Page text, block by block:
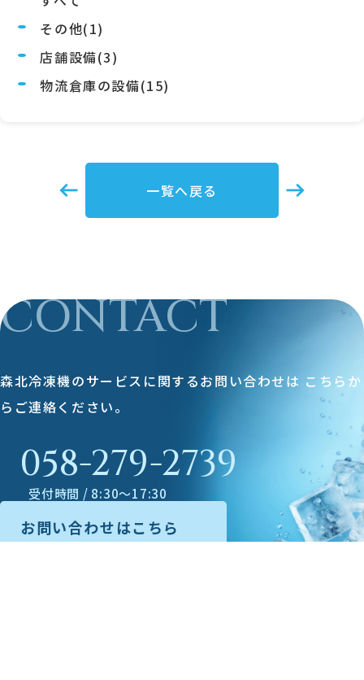
その他(1)
店舗設備(3)
物流倉庫の設備(15)
一覧へ戻る
CONTACT
森北冷凍機のサービスに関するお問い合わせは こちらか
らご連絡ください。
058-279-2739
受付時間 / 8:30～17:30
お問い合わせはこちら